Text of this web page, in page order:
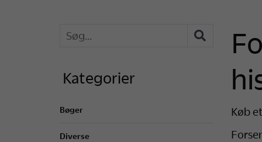
Kategorier
Bøger
Diverse
Køb